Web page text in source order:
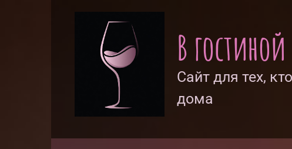
В гостиной
Сайт для тех,
дома